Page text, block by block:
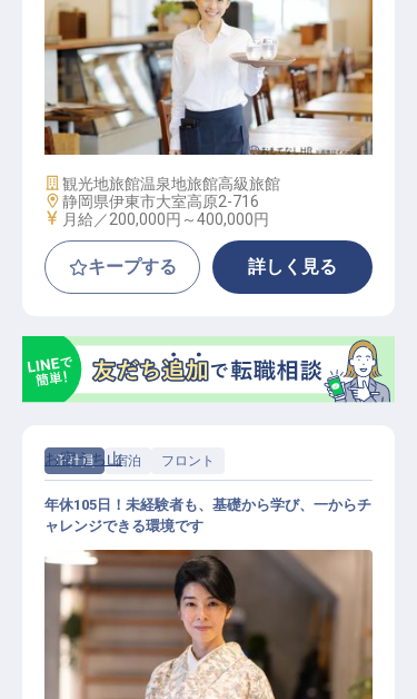
料飲
施設業態
観光地旅館温泉地旅館高級旅館
勤務地
静岡県伊東市大室高原2-716
給与
月給／200,000円～400,000円
キープする 詳しく見る
正社員 宿泊 フロント
お宿うち山
年休105日！未経験者も、基礎から学び、一からチ
ャレンジできる環境です